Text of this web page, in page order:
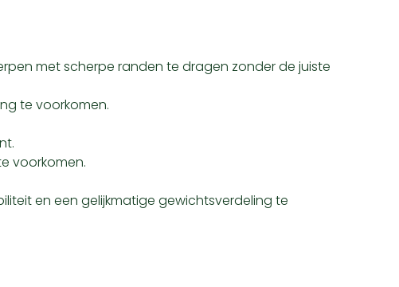
met scherpe randen te dragen zonder de juiste
te voorkomen.
voorkomen.
en een gelijkmatige gewichtsverdeling te